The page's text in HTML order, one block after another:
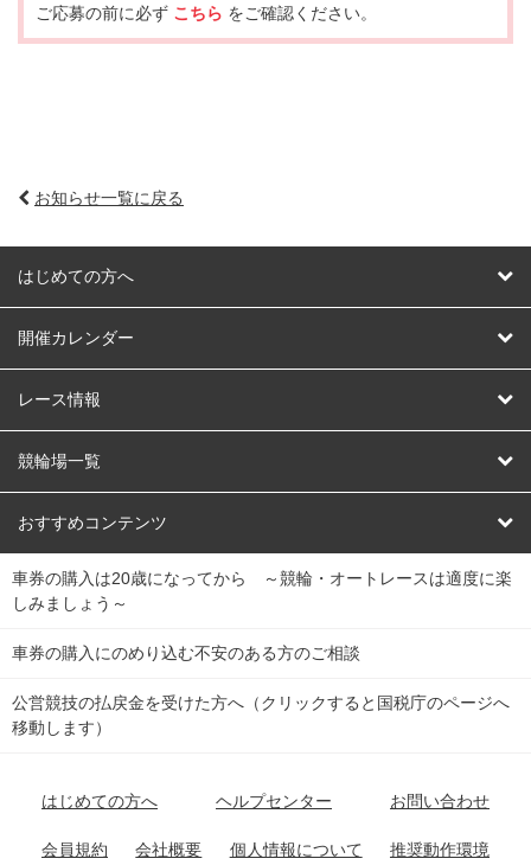
ご応募の前に必ず こちら をご確認ください。
お知らせ一覧に戻る
はじめての方へ
はじめての方へ
開催カレンダー
競輪
オートレース
競輪くじ
Dokanto!
チャリロトプラザ
レース情報
レース予想
レース結果
キャリーオーバー一覧
競輪場一覧
北日本 函館競輪場
関
東
弥彦競輪場 前橋競輪場 取手競輪場 宇都宮競輪場
関
東
小田原競輪場
名古屋競輪場 岐阜競輪場 大垣競輪場 豊橋競輪場
富山競輪場 松阪競輪場 四日市競輪場
おすすめコンテンツ
競輪選手情報
Perfecta Navi
netkeirin
車券の購入は20歳になってから ～競輪・オートレースは適度に楽
しみましょう～
車券の購入にのめり込む不安のある方のご相談
公営競技の払戻金を受けた方へ（クリックすると国税庁のページへ
移動します）
はじめての方へ ヘルプセンター お問い合わせ
会員規約 会社概要 個人情報について 推奨動作環境